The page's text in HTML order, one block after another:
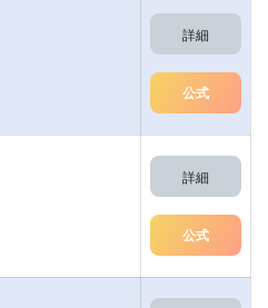
詳細
公式
詳細
公式